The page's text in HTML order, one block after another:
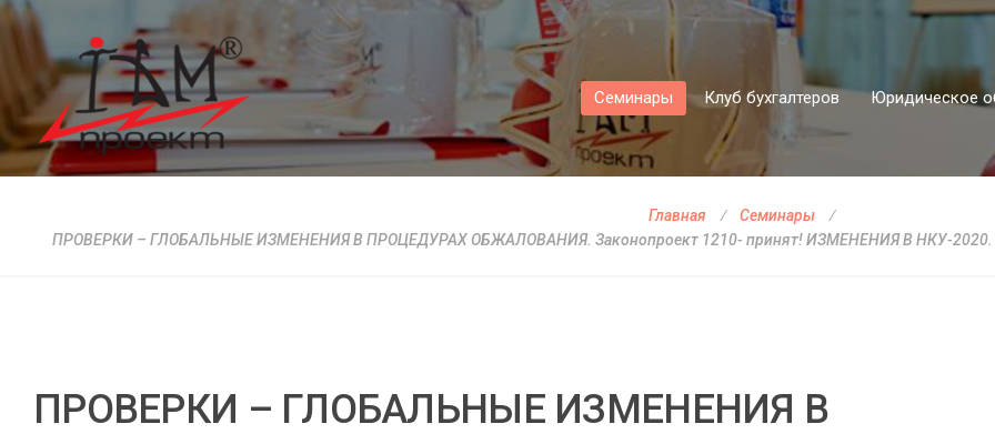
Семинары Клуб бухгалтеров Юридическое
Главная
Семинары
ПРОВЕРКИ – ГЛОБАЛЬНЫЕ ИЗМЕНЕНИЯ В ПРОЦЕДУРАХ ОБЖАЛОВАНИЯ. Законопроект 1210- принят! ИЗМЕНЕНИЯ В НКУ-
ПРОВЕРКИ – ГЛОБАЛЬНЫЕ ИЗМЕНЕНИЯ В